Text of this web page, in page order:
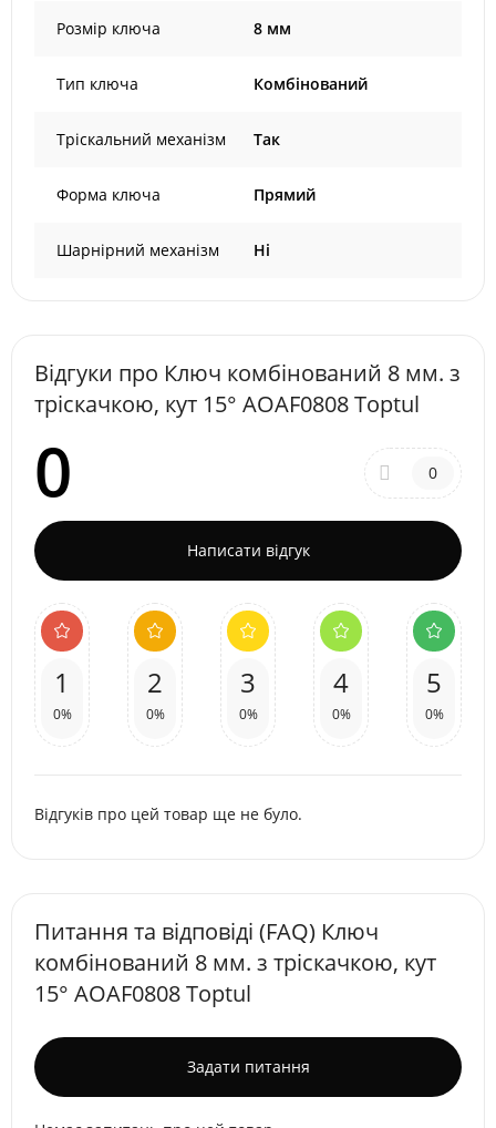
Розмір ключа 8 мм
Тип ключа Комбінований
Тріскальний механізм Так
Форма ключа Прямий
Шарнірний механізм Ні
Відгуки про Ключ комбінований 8 мм. з
тріскачкою, кут 15° AOAF0808 Toptul
0 0
Написати відгук
1
0%
2
0%
3
0%
4
0%
5
0%
Відгуків про цей товар ще не було.
Питання та відповіді (FAQ) Ключ
комбінований 8 мм. з тріскачкою, кут
15° AOAF0808 Toptul
Задати питання